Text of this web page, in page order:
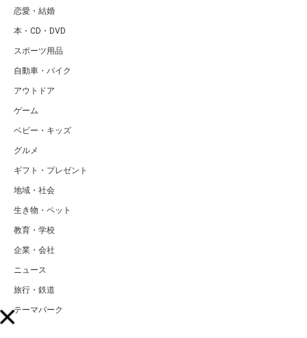
恋愛・結婚
本・CD・DVD
スポーツ用品
自動車・バイク
アウトドア
ゲーム
ベビー・キッズ
グルメ
ギフト・プレゼント
地域・社会
生き物・ペット
教育・学校
企業・会社
ニュース
旅行・鉄道
テーマパーク